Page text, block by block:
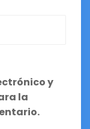
y
la